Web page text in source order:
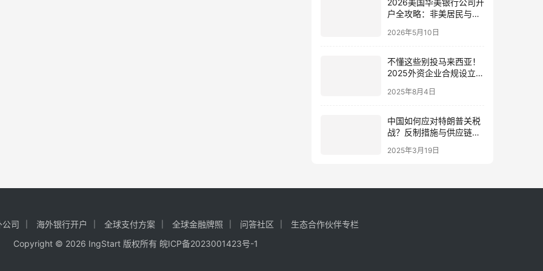
2026美国华美银行公司开
户全攻略：非美居民与离
2026年5月10日
不懂这些别投马来西亚！
2025外资企业合规设立法
2025年8月4日
中国如何应对特朗普关税
战？反制措施与供应链调
2025年3月19日
公司 海外银行开户 全球支付方案 全球金融牌照 问答社区
生态合作伙伴专栏
Copyright © 2026 IngStart 版权所有 皖ICP备2023001423号-1